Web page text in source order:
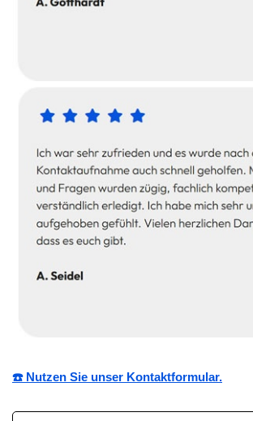
☎️ Nutzen Sie unser Kontaktformular.